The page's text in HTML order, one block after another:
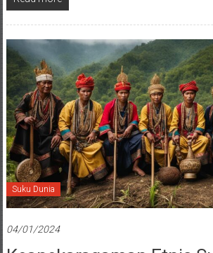
Suku Dunia
04/01/2024